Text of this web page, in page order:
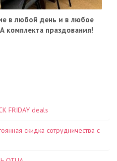
в любой день и в любое
комплекта праздования!
FRIDAY deals
скидка сотрудничества с